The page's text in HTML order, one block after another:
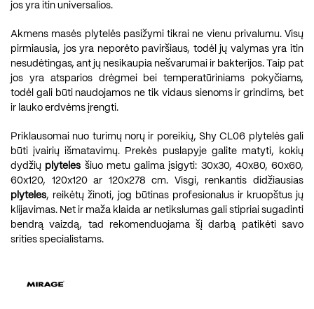
jos yra itin universalios.
Akmens masės plytelės pasižymi tikrai ne vienu privalumu. Visų
pirmiausia, jos yra neporėto paviršiaus, todėl jų valymas yra itin
nesudėtingas, ant jų nesikaupia nešvarumai ir bakterijos. Taip pat
jos yra atsparios drėgmei bei temperatūriniams pokyčiams,
todėl gali būti naudojamos ne tik vidaus sienoms ir grindims, bet
ir lauko erdvėms įrengti.
Priklausomai nuo turimų norų ir poreikių, Shy CL06 plytelės gali
būti įvairių išmatavimų. Prekės puslapyje galite matyti, kokių
dydžių plyteles šiuo metu galima įsigyti: 30x30, 40x80, 60x60,
60x120, 120x120 ar 120x278 cm. Visgi, renkantis didžiausias
plyteles, reikėtų žinoti, jog būtinas profesionalus ir kruopštus jų
klijavimas. Net ir maža klaida ar netikslumas gali stipriai sugadinti
bendrą vaizdą, tad rekomenduojama šį darbą patikėti savo
srities specialistams.